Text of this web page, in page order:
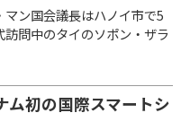
ン国会議長はハノイ市で5
訪問中のタイのソポン・ザラ
ム初の国際スマートシ